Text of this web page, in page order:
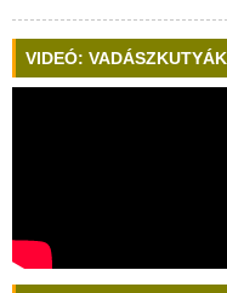
VIDEÓ: